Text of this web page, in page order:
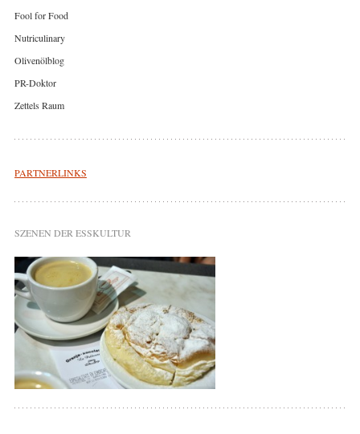
Fool for Food
Nutriculinary
Olivenölblog
PR-Doktor
Zettels Raum
PARTNERLINKS
SZENEN DER ESSKULTUR